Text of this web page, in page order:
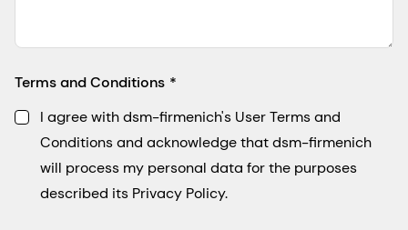
Terms and Conditions
I agree with dsm-firmenich's User Terms and
Conditions and acknowledge that dsm-firmenich
will process my personal data for the purposes
described its Privacy Policy.